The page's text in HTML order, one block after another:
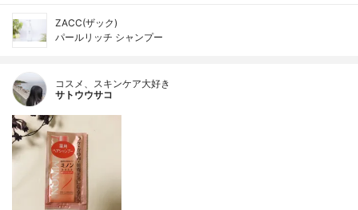
ZACC(ザック)
パールリッチ シャンプー
コスメ、スキンケア大好き
サトウウサコ